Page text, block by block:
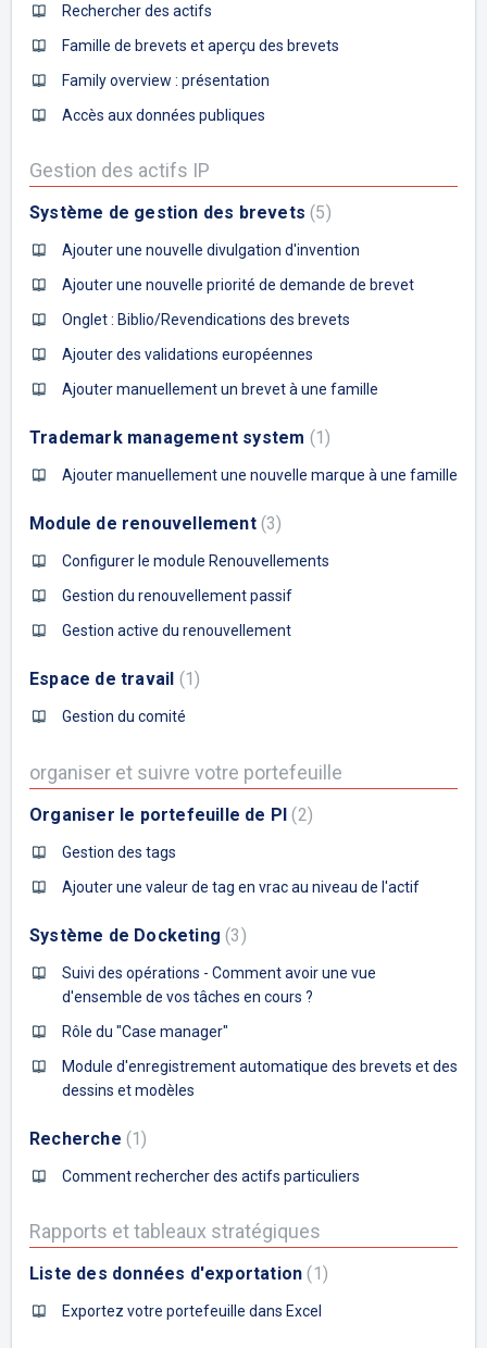
Rechercher des actifs
Famille de brevets et aperçu des brevets
Family overview : présentation
Accès aux données publiques
Gestion des actifs IP
Système de gestion des brevets 5
Ajouter une nouvelle divulgation d'invention
Ajouter une nouvelle priorité de demande de brevet
Onglet : Biblio/Revendications des brevets
Ajouter des validations européennes
Ajouter manuellement un brevet à une famille
Trademark management system 1
Ajouter manuellement une nouvelle marque à une famille
Module de renouvellement 3
Configurer le module Renouvellements
Gestion du renouvellement passif
Gestion active du renouvellement
Espace de travail 1
Gestion du comité
organiser et suivre votre portefeuille
Organiser le portefeuille de PI 2
Gestion des tags
Ajouter une valeur de tag en vrac au niveau de l'actif
Système de Docketing 3
Suivi des opérations - Comment avoir une vue
d'ensemble de vos tâches en cours ?
Rôle du "Case manager"
Module d'enregistrement automatique des brevets et des
dessins et modèles
Recherche 1
Comment rechercher des actifs particuliers
Rapports et tableaux stratégiques
Liste des données d'exportation 1
Exportez votre portefeuille dans Excel